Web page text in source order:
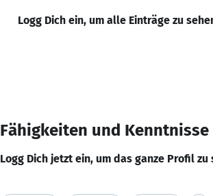
Logg Dich ein, um alle Einträge zu
Fähigkeiten und Kenntnisse
Logg Dich jetzt ein, um das ganze Profil zu